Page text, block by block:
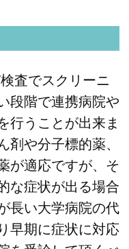
査でスクリーニ
段階で連携病院や
行うことが出来ま
剤や分子標的薬、
が適応ですが、そ
な症状が出る場合
長い大学病院の代
早期に症状に対応